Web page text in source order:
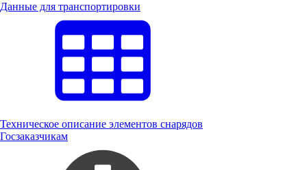
Данные для транспортировки
Техническое описание элементов снарядов
Госзаказчикам